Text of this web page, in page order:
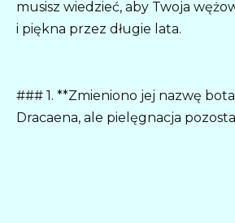
musisz wiedzieć, aby Twoja
i piękna przez długie lata.
### 1. **Zmieniono jej nazwę
Dracaena, ale pielęgnacja